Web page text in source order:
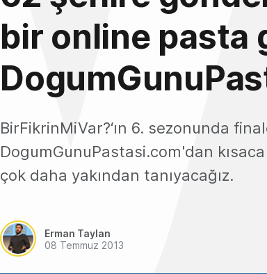
bir online pasta
BirFikrinMiVar?‘ın 6. sezonunda
DogumGunuPastasi.com'dan
çok daha yakından tanıyacağız.
Erman Taylan
08 Temmuz 2013